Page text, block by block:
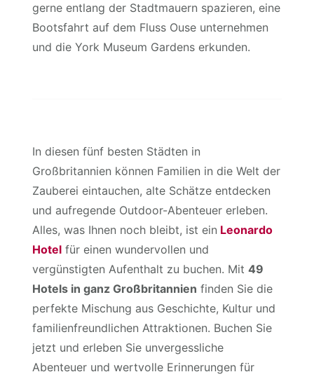
gerne entlang der Stadtmauern spazieren, eine
Bootsfahrt auf dem Fluss Ouse unternehmen
und die York Museum Gardens erkunden.
In diesen fünf besten Städten in
Großbritannien können Familien in die Welt der
Zauberei eintauchen, alte Schätze entdecken
und aufregende Outdoor-Abenteuer erleben.
Alles, was Ihnen noch bleibt, ist ein Leonardo
Hotel für einen wundervollen und
vergünstigten Aufenthalt zu buchen. Mit49
Hotels in ganz Großbritannien finden Sie die
perfekte Mischung aus Geschichte, Kultur und
familienfreundlichen Attraktionen. Buchen Sie
jetzt und erleben Sie unvergessliche
Abenteuer und wertvolle Erinnerungen für